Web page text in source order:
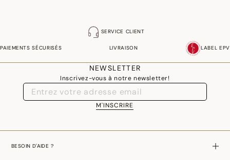
SERVICE CLIENT
PAIEMENTS SÉCURISÉS LIVRAISON LABEL EPV
NEWSLETTER
Inscrivez-vous à notre newsletter!
M'INSCRIRE
BESOIN D'AIDE ?